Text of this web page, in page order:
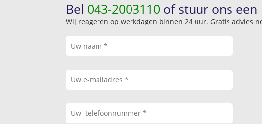
Bel 043-2003110 of stuur ons
Wij reageren op werkdagen binnen 24 uur. Gratis advies